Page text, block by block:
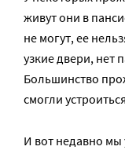
живут они в
не могут, ее
узкие двери, нет
Большинство
смогли
И вот недавно мы